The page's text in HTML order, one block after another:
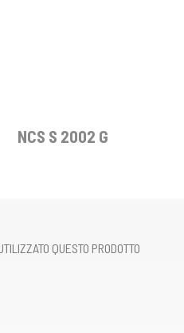
NCS S 2002 G
QUESTO PRODOTTO